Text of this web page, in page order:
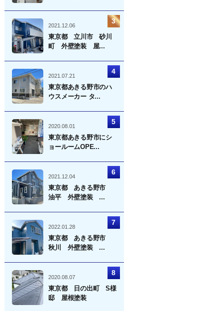
2021.12.06
東京都 立川市 砂川
町 外壁塗装 屋...
2021.07.21
東京都あきる野市のハ
ウスメーカー タ...
2020.08.01
東京都あきる野市にシ
ョールームOPE...
2021.12.04
東京都 あきる野市
油平 外壁塗装 ...
2022.01.28
東京都 あきる野市
秋川 外壁塗装 ...
2020.08.07
東京都 日の出町 S様
邸 屋根塗装